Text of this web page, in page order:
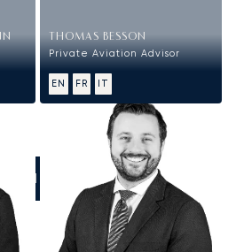
THOMAS BESSON
Private Aviation Advisor
EN FR IT